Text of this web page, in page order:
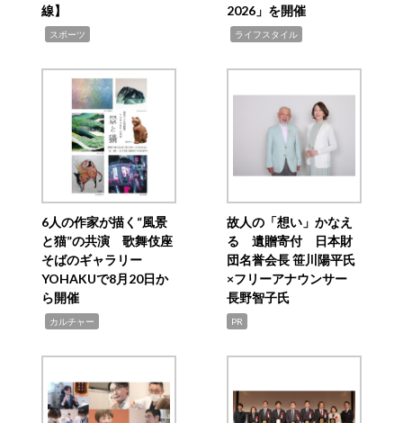
線】
スポーツ
2026」を開催
ライフスタイル
6人の作家が描く“風景
と猫”の共演 歌舞伎座
そばのギャラリー
YOHAKUで8月20日か
ら開催
カルチャー
故人の「想い」かなえ
る 遺贈寄付 日本財
団名誉会長 笹川陽平氏
×フリーアナウンサー
長野智子氏
PR